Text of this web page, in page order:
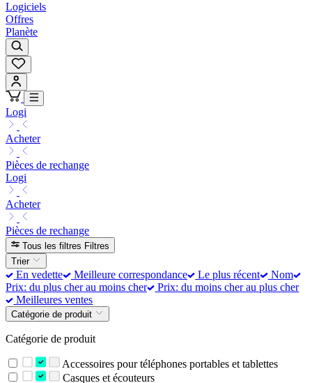
Logiciels
Offres
Planète
Logi
Acheter
Pièces de rechange
Logi
Acheter
Pièces de rechange
Tous les filtres Filtres
Trier
En vedette Meilleure correspondance Le plus récent
Nom
Prix: du plus cher au moins cher
Prix: du moins cher au plus cher
Meilleures ventes
Catégorie de produit
Catégorie de produit
Accessoires pour téléphones portables et tablettes
Casques et écouteurs